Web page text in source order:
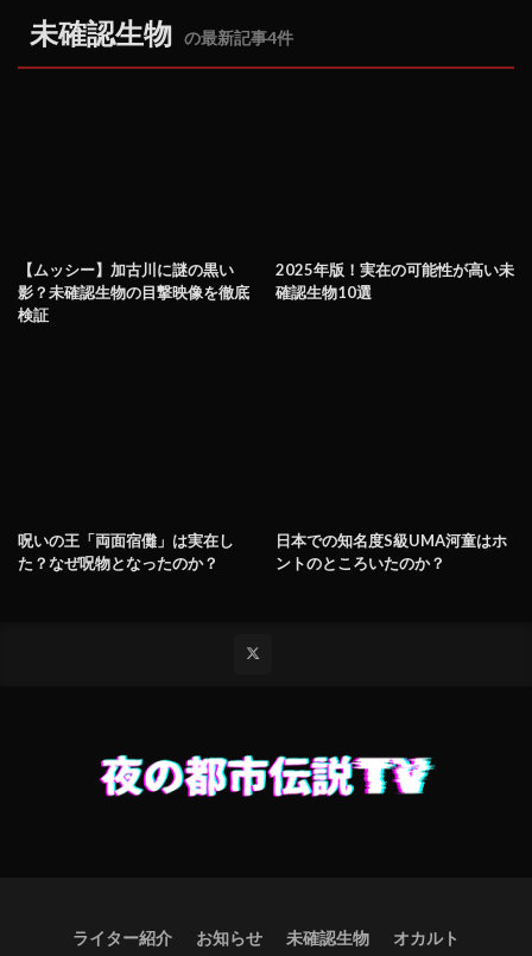
未確認生物 の最新記事4件
【ムッシー】加古川に謎の黒い
影？未確認生物の目撃映像を徹底
検証
2025年版！実在の可能性が高い未
確認生物10選
呪いの王「両面宿儺」は実在し
た？なぜ呪物となったのか？
日本での知名度S級UMA河童はホ
ントのところいたのか？
ライター紹介 お知らせ 未確認生物
オカルト